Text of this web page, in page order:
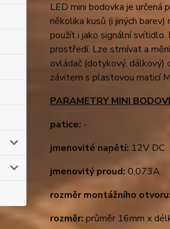
LED mini bodovka je určená
několika kusů (i jiných
použít i jako signální
prostředí. Lze stmívat a
ovládač (dotykový, dálkový)
závitem s plastovou maticí
PARAMETRY MINI
patice: -
jmenovité napětí: 12V DC
jmenovitý proud: 0,073A
rozměr montážního otvoru:
rozměr: průměr 16mm x